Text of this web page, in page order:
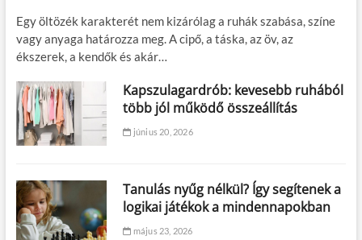
Egy öltözék karakterét nem kizárólag a ruhák szabása, színe
vagy anyaga határozza meg. A cipő, a táska, az öv, az
ékszerek, a kendők és akár…
Kapszulagardrób: kevesebb ruhából
több jól működő összeállítás
június 20, 2026
Tanulás nyűg nélkül? Így segítenek a
logikai játékok a mindennapokban
május 23, 2026